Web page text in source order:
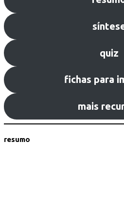
quiz
fichas para
mais
resumo